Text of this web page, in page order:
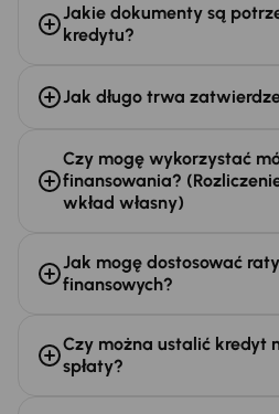
Jakie dokumenty są
kredytu?
Czy mogę wykorzystać
finansowania?
wkład własny)
Czy można ustalić kredyt
spłaty?
Jak długo trwa
Jak mogę dostosować
finansowych?